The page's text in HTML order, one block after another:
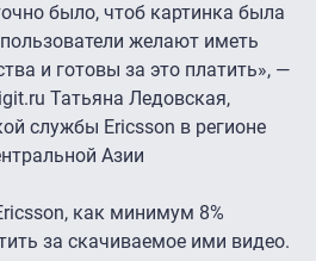
было, чтоб картинка была
желают иметь
и готовы за это платить», —
Татьяна Ледовская,
службы Ericsson в регионе
Азии
как минимум 8%
за скачиваемое ими видео.